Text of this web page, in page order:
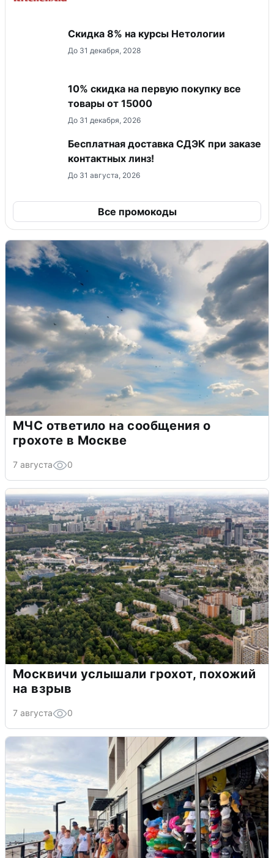
Скидка 8% на курсы Нетологии
До 31 декабря, 2028
10% скидка на первую покупку все
товары от 15000
До 31 декабря, 2026
Бесплатная доставка СДЭК при заказе
контактных линз!
До 31 августа, 2026
Все промокоды
МЧС ответило на сообщения о
грохоте в Москве
7 августа 0
Москвичи услышали грохот, похожий
на взрыв
7 августа 0